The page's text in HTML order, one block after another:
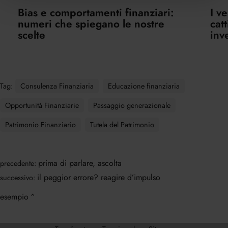
Bias e comportamenti finanziari:
numeri che spiegano le nostre
scelte
I
Tag: Consulenza Finanziaria
Educazione finanziaria
Opportunità Finanziarie
Passaggio generazionale
Patrimonio Finanziario
Tutela del Patrimonio
precedente: prima di parlare, ascolta
successivo: il peggior errore? reagire d’impulso
esempio